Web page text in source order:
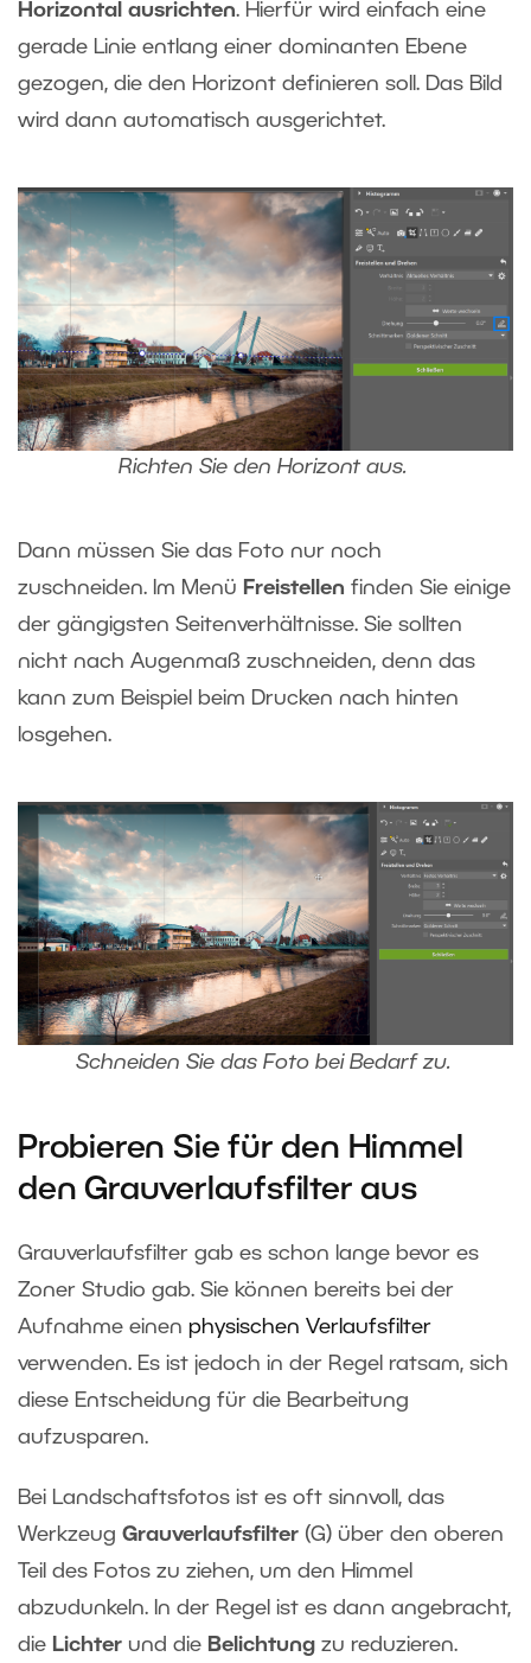
Horizontal ausrichten. Hierfür wird einfach eine
gerade Linie entlang einer dominanten Ebene
gezogen, die den Horizont definieren soll. Das Bild
wird dann automatisch ausgerichtet.
Richten Sie den Horizont aus.
Dann müssen Sie das Foto nur noch
zuschneiden. Im Menü Freistellen finden Sie einige
der gängigsten Seitenverhältnisse. Sie sollten
nicht nach Augenmaß zuschneiden, denn das
kann zum Beispiel beim Drucken nach hinten
losgehen.
Schneiden Sie das Foto bei Bedarf zu.
Probieren Sie für den Himmel
den Grauverlaufsfilter aus
Grauverlaufsfilter gab es schon lange bevor es
Zoner Studio gab. Sie können bereits bei der
Aufnahme einen physischen Verlaufsfilter
verwenden. Es ist jedoch in der Regel ratsam, sich
diese Entscheidung für die Bearbeitung
aufzusparen.
Bei Landschaftsfotos ist es oft sinnvoll, das
Werkzeug Grauverlaufsfilter (G) über den oberen
Teil des Fotos zu ziehen, um den Himmel
abzudunkeln. In der Regel ist es dann angebracht,
die Lichter und die Belichtung zu reduzieren.